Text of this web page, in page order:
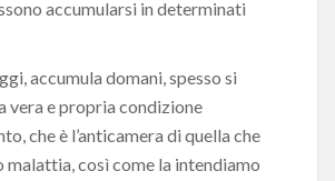
accumularsi in determinati
accumula domani, spesso si
vera e propria condizione
che è l’anticamera di quella che
malattia, così come la intendiamo